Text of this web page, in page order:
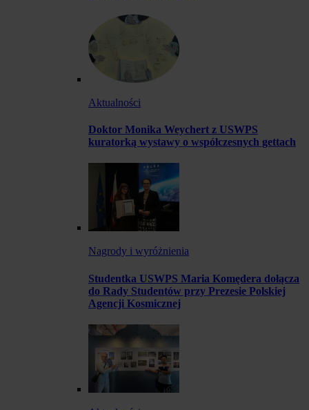
Aktualności
Doktor Monika Weychert z USWPS
kuratorką wystawy o współczesnych gettach
Nagrody i wyróżnienia
Studentka USWPS Maria Komędera dołącza
do Rady Studentów przy Prezesie Polskiej
Agencji Kosmicznej